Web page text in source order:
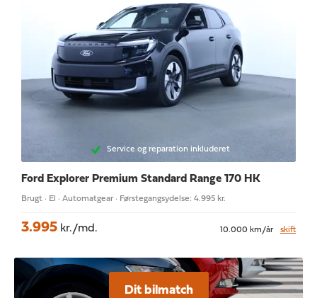
Service og reparation inkluderet
Ford Explorer Premium Standard Range 170 HK
Brugt · El · Automatgear · Førstegangsydelse: 4.995 kr.
3.995 kr./md. 10.000 km/år skift
Dit bilmatch